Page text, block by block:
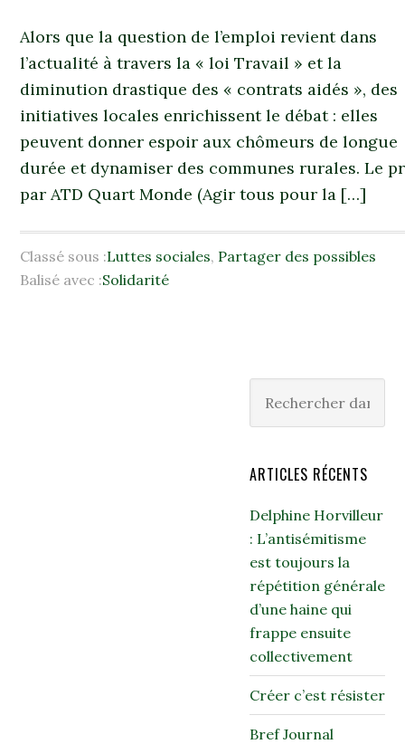
Alors que la question de l’emploi revient dans
l’actualité à travers la « loi Travail » et la
diminution drastique des « contrats aidés », des
initiatives locales enrichissent le débat : elles
peuvent donner espoir aux chômeurs de longue
durée et dynamiser des communes rurales. Le
par ATD Quart Monde (Agir tous pour la […]
Classé sous :Luttes sociales, Partager des possibles
Balisé avec :Solidarité
ARTICLES RÉCENTS
Delphine Horvilleur
: L’antisémitisme
est toujours la
répétition générale
d’une haine qui
frappe ensuite
collectivement
Créer c’est résister
Bref Journal